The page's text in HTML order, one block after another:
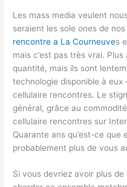
Les mass media veulent
seraient les sole ones de
rencontre a La Courneuves
mais c’est pas très vrai.
quantité, mais ils sont
technologie disponible à
cellulaire rencontres. Le
général, grâce au
cellulaire rencontres sur
Quarante ans qu’est-ce que
probablement plus de vous
Si vous devriez avoir plus